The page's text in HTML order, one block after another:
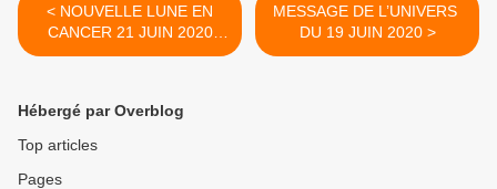
< NOUVELLE LUNE EN
CANCER 21 JUIN 2020
QUELS SONT SES
MESSAGE DE L’UNIVERS
DU 19 JUIN 2020 >
Hébergé par Overblog
Top articles
Pages